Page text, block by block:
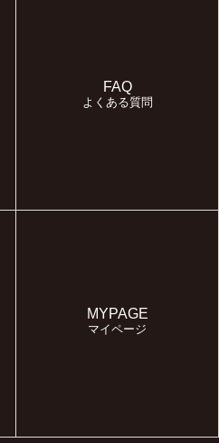
FAQ
よくある質問
MYPAGE
マイページ